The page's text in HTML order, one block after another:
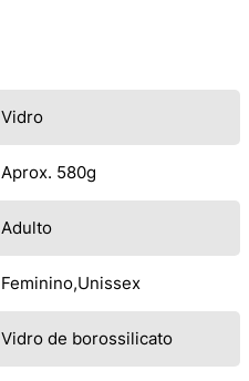
Vidro
Aprox. 580g
Adulto
Feminino Unissex
Vidro de borossilicato